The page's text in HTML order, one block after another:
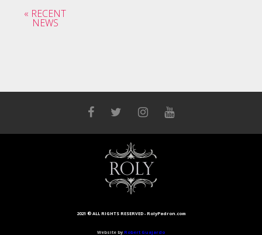
« RECENT
NEWS
2021 ® ALL RIGHTS RESERVED - RolyPadron.com
Website by Robert Guajardo